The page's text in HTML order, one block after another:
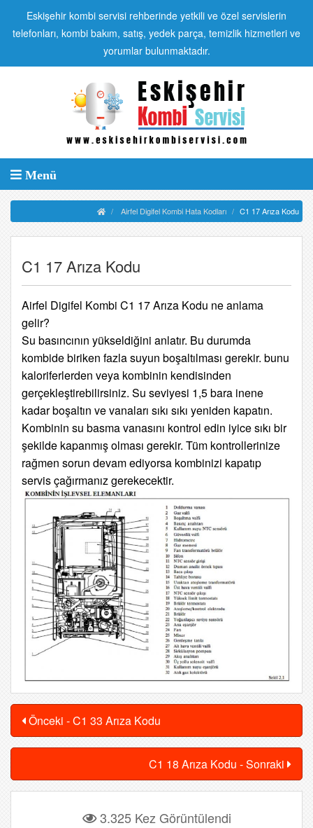
Eskişehir kombi servisi rehberinde yetkili ve özel servislerin
telefonları, kombi bakım, satış, yedek parça, temizlik hizmetleri ve
yorumlar bulunmaktadır.
Menü
Airfel Digifel Kombi Hata Kodları C1 17 Arıza Kodu
C1 17 Arıza Kodu
Airfel Digifel Kombi C1 17 Arıza Kodu ne anlama
gelir?
Su basıncının yükseldiğini anlatır. Bu durumda
kombide biriken fazla suyun boşaltılması gerekir. bunu
kaloriferlerden veya kombinin kendisinden
gerçekleştirebilirsiniz. Su seviyesi 1,5 bara inene
kadar boşaltın ve vanaları sıkı sıkı yeniden kapatın.
Kombinin su basma vanasını kontrol edin iyice sıkı bir
şekilde kapanmış olması gerekir. Tüm kontrollerinize
rağmen sorun devam ediyorsa kombinizi kapatıp
servis çağırmanız gerekecektir.
Önceki - C1 33 Arıza Kodu
C1 18 Arıza Kodu - Sonraki
3.325 Kez Görüntülendi